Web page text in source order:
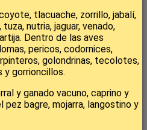
tlacuache, zorrillo, jabalí,
nutria, jaguar, venado,
Dentro de las aves
pericos, codornices,
golondrinas, tecolotes,
y gorrioncillos.
y ganado vacuno, caprino y
pez bagre, mojarra, langostino y